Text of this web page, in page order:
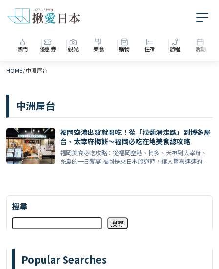
熱門 優惠券 觀光 美食 購物 住宿 旅程 活動
HOME/中洲屋台
中洲屋台
福岡空港出發就開吃！從「拉麵滑走路」到博多屋
台、太宰府梅餅～福岡必吃在地美食總攻略
福岡美食必吃攻略：從福岡空港、博多、天神到太宰府、
糸島的一日饗宴 福岡是來日本旅遊時，讓人驚喜連連的美
搜尋
搜尋
Popular Searches